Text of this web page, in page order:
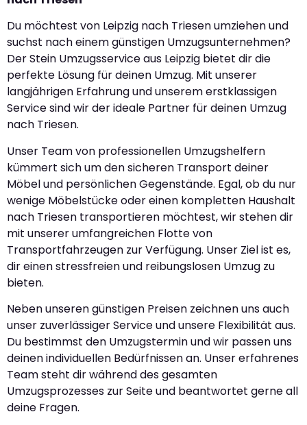
Du möchtest von Leipzig nach Triesen umziehen und
suchst nach einem günstigen Umzugsunternehmen?
Der Stein Umzugsservice aus Leipzig bietet dir die
perfekte Lösung für deinen Umzug. Mit unserer
langjährigen Erfahrung und unserem erstklassigen
Service sind wir der ideale Partner für deinen Umzug
nach Triesen.
Unser Team von professionellen Umzugshelfern
kümmert sich um den sicheren Transport deiner
Möbel und persönlichen Gegenstände. Egal, ob du nur
wenige Möbelstücke oder einen kompletten Haushalt
nach Triesen transportieren möchtest, wir stehen dir
mit unserer umfangreichen Flotte von
Transportfahrzeugen zur Verfügung. Unser Ziel ist es,
dir einen stressfreien und reibungslosen Umzug zu
bieten.
Neben unseren günstigen Preisen zeichnen uns auch
unser zuverlässiger Service und unsere Flexibilität aus.
Du bestimmst den Umzugstermin und wir passen uns
deinen individuellen Bedürfnissen an. Unser erfahrenes
Team steht dir während des gesamten
Umzugsprozesses zur Seite und beantwortet gerne all
deine Fragen.